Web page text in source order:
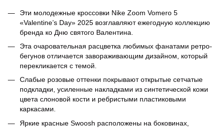
Эти молодежные кроссовки Nike Zoom Vomero 5
«Valentine’s Day» 2025 возглавляют ежегодную коллекцию
бренда ко Дню святого Валентина.
Эта очаровательная расцветка любимых фанатами ретро-
бегунов отличается завораживающим дизайном, который
перекликается с темой.
Слабые розовые оттенки покрывают открытые сетчатые
подкладки, усиленные накладками из синтетической кожи
цвета слоновой кости и ребристыми пластиковыми
каркасами.
Яркие красные Swoosh расположены на боковинах,